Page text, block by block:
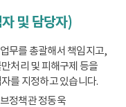
및 담당자)
무를 총괄해서 책임지고,
처리 및 피해구제 등을
를 지정하고 있습니다.
정책관 정동욱